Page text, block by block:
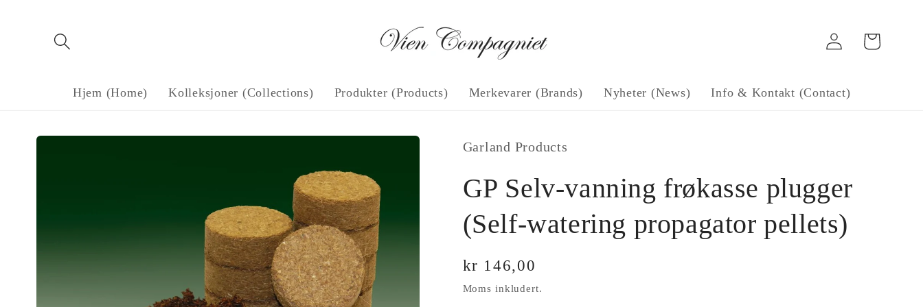
Hjem (Home) Kolleksjoner (Collections) Produkter (Products) Merkevarer (Brands) Nyheter (News) Info & Kontakt (Contact)
Log
in
Handlekurv
Garland Products
GP Selv-vanning frøkasse plugger
(Self-watering propagator pellets)
Vanlig
pris
kr 146,00
Moms inkludert.